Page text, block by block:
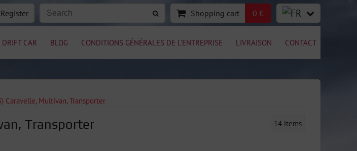
Shopping cart 0 €
CAR BLOG CONDITIONS GÉNÉRALES DE L'ENTREPRISE LIVRAISON CONTACT
Caravelle, Multivan, Transporter
Transporter 14 items